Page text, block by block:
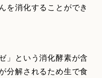
を消化することができ
」という消化酵素が含
分解されるため生で食